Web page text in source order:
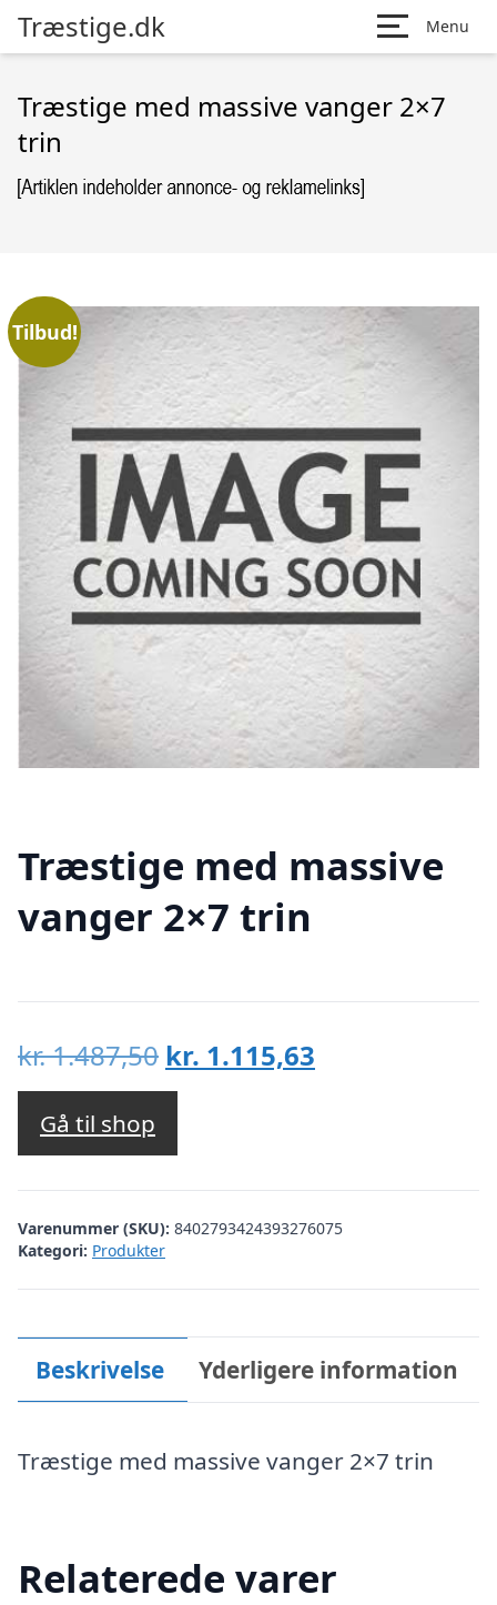
Træstige.dk Menu
Træstige med massive vanger 2×7
trin
Tilbud!
Træstige med massive
vanger 2×7 trin
kr.1.487,50 Den
oprindelige
var:
kr. 1.487,50.
kr. 1.115,63
kr. 1.115,63.
Gå til shop
Varenummer (SKU): 8402793424393276075
Kategori: Produkter
Beskrivelse Yderligere information
Træstige med massive vanger 2×7 trin
Relaterede varer